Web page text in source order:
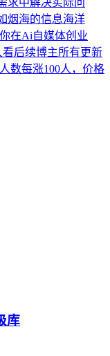
求中解决实际问
烟海的信息海洋
在Ai自媒体创业
后续博主所有更新
数每涨100人，价格
库